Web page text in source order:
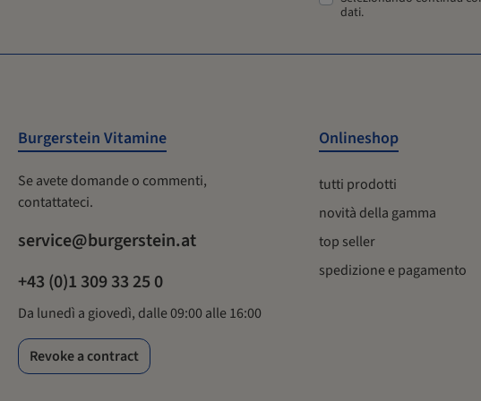
visualizzate in un PDF a partire dai dati attuali. I reindirizzamenti
dati.
Burgerstein Vitamine
Se avete domande o commenti,
contattateci.
service@burgerstein.at
+43 (0)1 309 33 25 0
Da lunedì a giovedì, dalle 09:00 alle 16:00
Revoke a contract
Onlineshop
tutti prodotti
novità della gamma
top seller
spedizione e pagamento